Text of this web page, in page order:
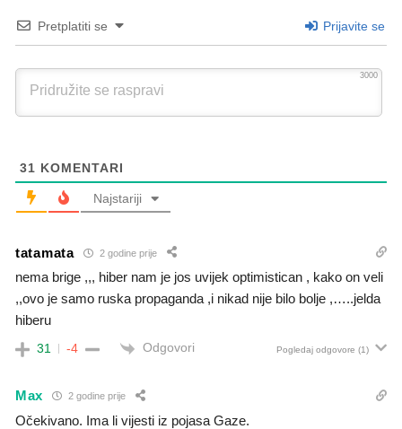
Pretplatiti se Prijavite se
3000
31 KOMENTARI
Najstariji
tatamata 2 godine prije
nema brige ,,, hiber nam je jos uvijek optimistican , kako on veli
,,ovo je samo ruska propaganda ,i nikad nije bilo bolje ,…..jelda
hiberu
31 -4 Odgovori Pogledaj odgovore (1)
Max 2 godine prije
Očekivano. Ima li vijesti iz pojasa Gaze.